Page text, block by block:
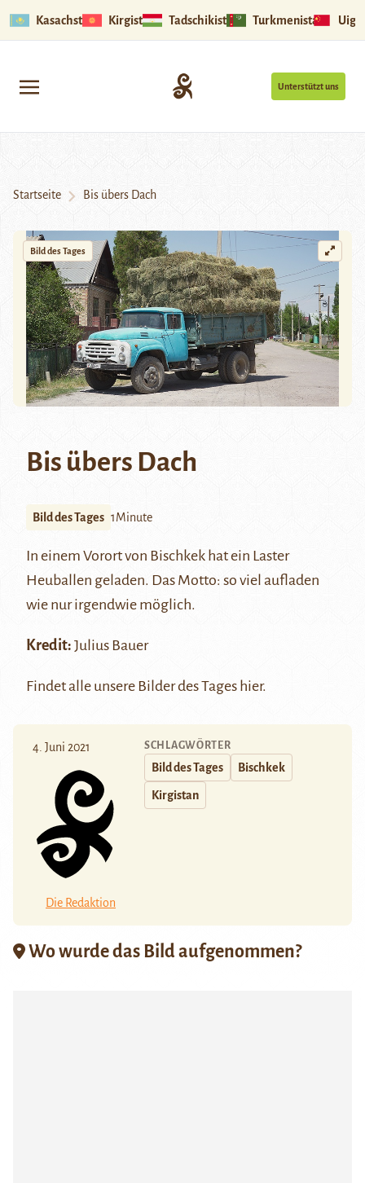
Kasachstan Kirgistan Tadschikistan Turkmenistan
Unterstützt uns
Startseite Bis übers Dach
Bild des Tages
Bis übers Dach
Bild des Tages 1Minute
In einem Vorort von Bischkek hat ein Laster
Heuballen geladen. Das Motto: so viel aufladen
wie nur irgendwie möglich.
Kredit: Julius Bauer
Findet alle unsere Bilder des Tages hier.
4. Juni 2021
Die Redaktion
SCHLAGWÖRTER
Bild des Tages Bischkek
Kirgistan
Wo wurde das Bild aufgenommen?